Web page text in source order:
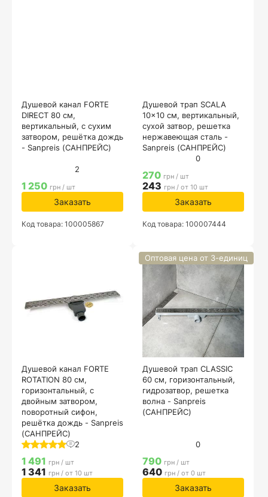
Душевой канал FORTE
DIRECT 80 см,
вертикальный, с сухим
затвором, решётка дождь
- Sanpreis (САНПРЕЙС)
2
1 250 грн / шт
Заказать
Код товара: 100005867
Душевой трап SCALA
10x10 см, вертикальный,
сухой затвор, решетка
нержавеющая сталь -
Sanpreis (САНПРЕЙС)
0
270 грн / шт
243 грн / от 10 шт
Заказать
Код товара: 100007444
Душевой канал FORTE
ROTATION 80 см,
горизонтальный, с
двойным затвором,
поворотный сифон,
решётка дождь - Sanpreis
(САНПРЕЙС)
2
1 491 грн / шт
1 341 грн / от 10 шт
Заказать
Душевой трап CLASSIC
60 см, горизонтальный,
гидрозатвор, решетка
волна - Sanpreis
(САНПРЕЙС)
0
Оптовая цена от 3-единиц
790 грн / шт
640 грн / от 0 шт
Заказать